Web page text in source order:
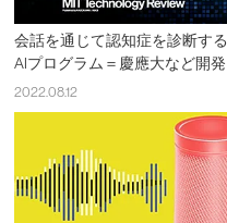
会話を通じて認知症を診断する
AIプログラム＝慶應大など開発
2022.08.12